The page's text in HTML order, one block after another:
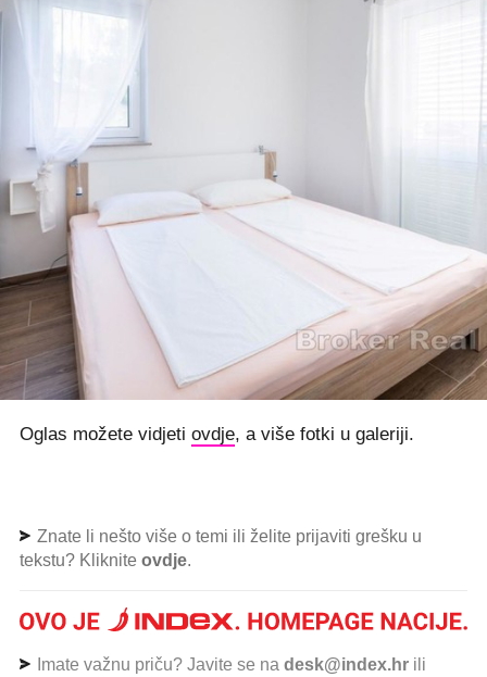
Oglas možete vidjeti ovdje, a više fotki u galeriji.
Znate li nešto više o temi ili želite prijaviti grešku u
tekstu? Kliknite ovdje.
Imate važnu priču? Javite se na desk@index.hr ili